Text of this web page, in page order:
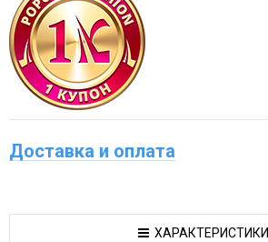
Доставка и оплата
ХАРАКТЕРИСТИКИ